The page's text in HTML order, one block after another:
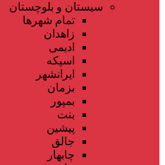
سیستان و بلوچستان
تمام شهر‌ها
زاهدان
ادیمی
اسپکه
ایرانشهر
بزمان
بمپور
بنت
پیشین
جالق
چابهار